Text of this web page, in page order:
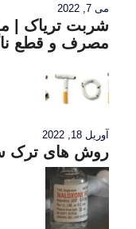
می 7, 2022
شربت تریاک |
مصرف و قطع
آوریل 18, 2022
روش های ترک